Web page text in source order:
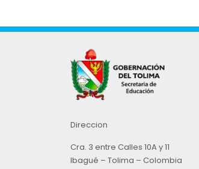
Direccion
Cra. 3 entre Calles 10A y 11
Ibagué – Tolima – Colombia